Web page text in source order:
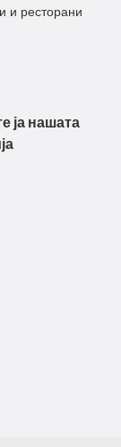
и ресторани
ја нашата